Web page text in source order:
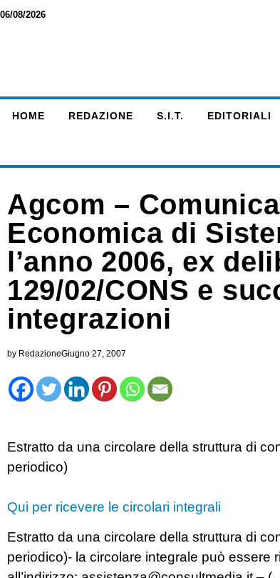
06/08/2026
HOME REDAZIONE S.I.T. EDITORIALI
Agcom –
Economica di
l’anno 2006, ex
129/02/CONS e
integrazioni
by RedazioneGiugno 27, 2007
Estratto da una circolare della struttura di
periodico)
Qui per ricevere le circolari integrali
Estratto da una circolare della struttura di
periodico)- la circolare integrale può essere